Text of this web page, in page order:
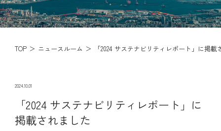
TOP ニュースルーム 「2024 サステナビリティレポート」に掲載
2024.10.01
「2024 サステナビリティレポート」に
掲載されました